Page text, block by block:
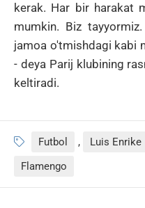
kerak. Har bir harakat
mumkin. Biz tayyormiz.
jamoa o'tmishdagi kabi
- deya Parij klubining
keltiradi.
Futbol , Luis Enrike
Flamengo